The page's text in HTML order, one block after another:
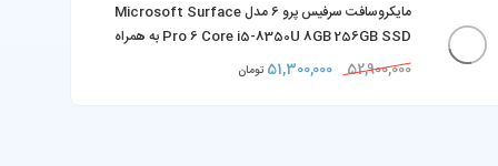
مایکروسافت سرفیس پرو 6 مدل Microsoft Surface
Pro 6 Core i5-8350U 8GB 256GB SSD به همراه
کیبورد و شارژر
52,900,000
51,300,000 تومان